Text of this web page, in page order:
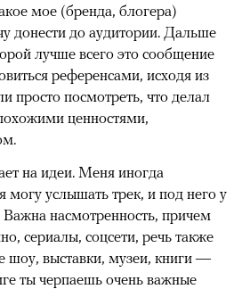
мое (бренда, блогера)
донести до аудитории. Дальше
лучше всего это сообщение
референсами, исходя из
просто посмотреть, что делал
ценностями,
на идеи. Меня иногда
могу услышать трек, и под него у
насмотренность, причем
сериалы, соцсети, речь также
шоу, выставки, музеи, книги —
ты черпаешь очень важные